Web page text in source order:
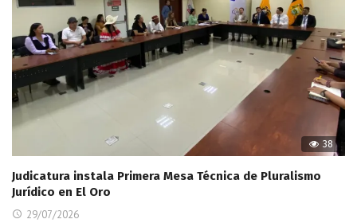
38
Judicatura instala Primera Mesa Técnica de Pluralismo
Jurídico en El Oro
29/07/2026